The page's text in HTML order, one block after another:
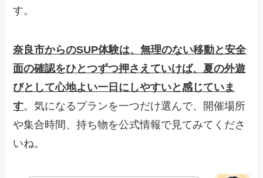
す。
奈良市からのSUP体験は、無理のない移動と安全
面の確認をひとつずつ押さえていけば、夏の外遊
びとして心地よい一日にしやすいと感じていま
す。気になるプランを一つだけ選んで、開催場所
や集合時間、持ち物を公式情報で見てみてくださ
いね。